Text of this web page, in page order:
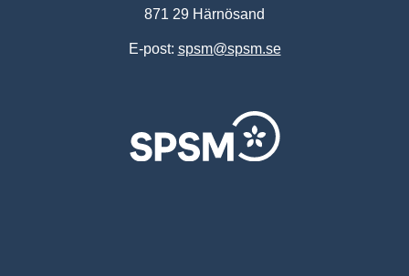
871 29 Härnösand
E-post: spsm@spsm.se